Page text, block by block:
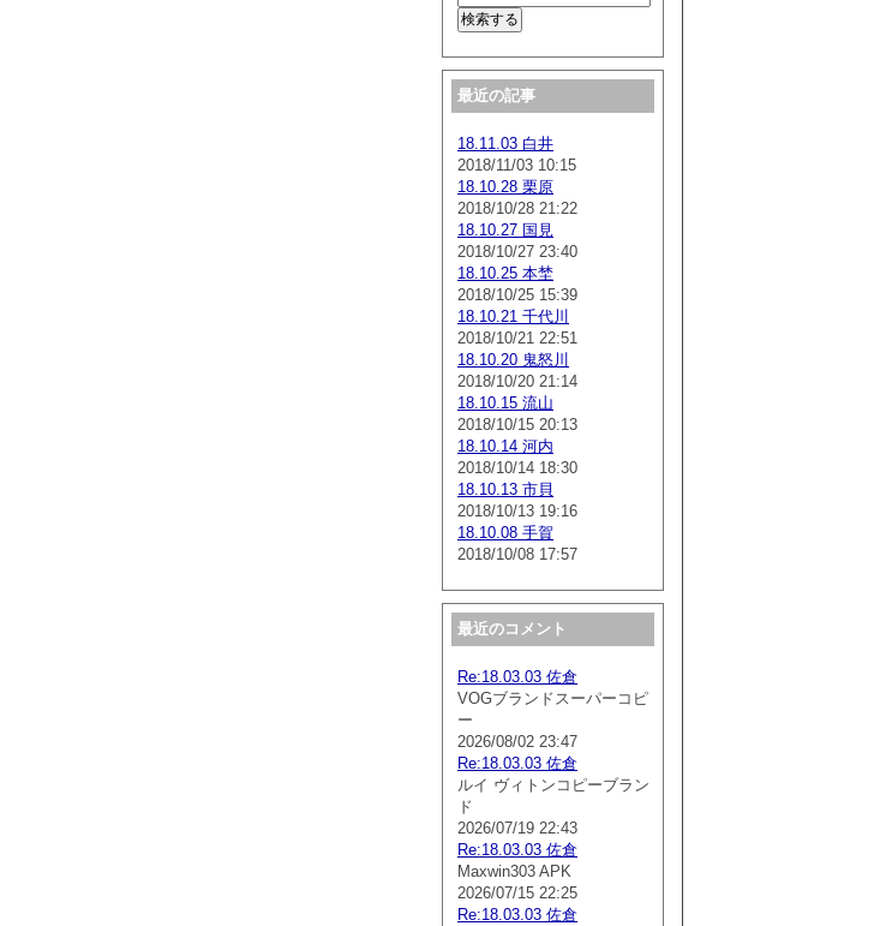
最近の記事
18.11.03 白井
2018/11/03 10:15
18.10.28 栗原
2018/10/28 21:22
18.10.27 国見
2018/10/27 23:40
18.10.25 本埜
2018/10/25 15:39
18.10.21 千代川
2018/10/21 22:51
18.10.20 鬼怒川
2018/10/20 21:14
18.10.15 流山
2018/10/15 20:13
18.10.14 河内
2018/10/14 18:30
18.10.13 市貝
2018/10/13 19:16
18.10.08 手賀
2018/10/08 17:57
最近のコメント
Re:18.03.03 佐倉
VOGブランドスーパーコピ
ー
2026/08/02 23:47
Re:18.03.03 佐倉
ルイ ヴィトンコピーブラン
ド
2026/07/19 22:43
Re:18.03.03 佐倉
Maxwin303 APK
2026/07/15 22:25
Re:18.03.03 佐倉